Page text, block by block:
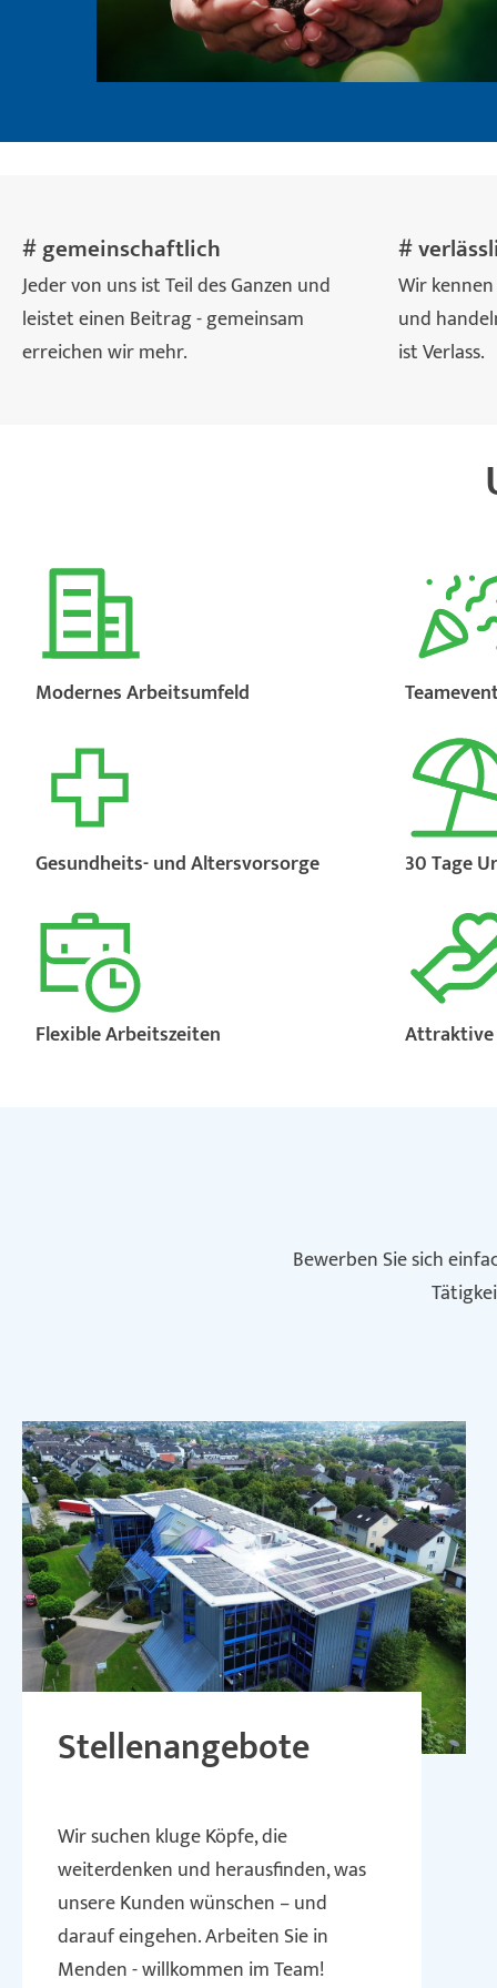
# gemeinschaftlich
Jeder von uns ist Teil des Ganzen und
leistet einen Beitrag - gemeinsam
erreichen wir mehr.
#
Wir
und
ist Verlass.
Modernes Arbeitsumfeld
Gesundheits- und Altersvorsorge
Flexible Arbeitszeiten
30 Tage
Attraktive
Bewerben Sie sich
Stellenangebote
Wir suchen kluge Köpfe, die
weiterdenken und herausfinden, was
unsere Kunden wünschen – und
darauf eingehen. Arbeiten Sie in
Menden - willkommen im Team!